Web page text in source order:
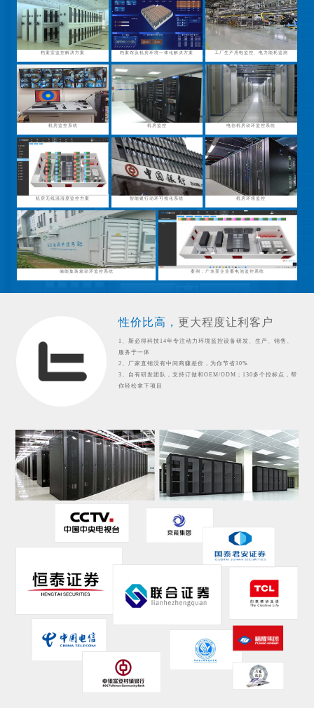
档案室监控解决方案 档案馆及机房环境一体化解决方案 工厂生产用电监控、电力能耗监测
机房监控系统 机房监控 电信机房动环监控系统
机房无线温湿度监控方案 智能银行动环可视化系统 机房环境监控
储能集装箱动环监控系统 案例：广东某企业蓄电池监控系统
性价比高， 更大程度让利客户
1、斯必得科技14年专注动力环境监控设备研发、生产、销售、
服务于一体
2、厂家直销没有中间商赚差价，为你节省30%
3、自有研发团队，支持订做和OEM/ODM；130多个控标点，帮
你轻松拿下项目